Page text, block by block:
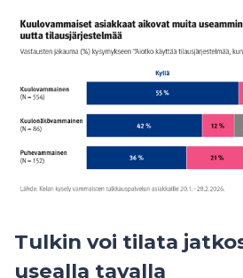
Tulkin voi tilata
usealla tavalla